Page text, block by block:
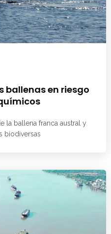
ballenas en riesgo
la ballena franca austral y
biodiversas